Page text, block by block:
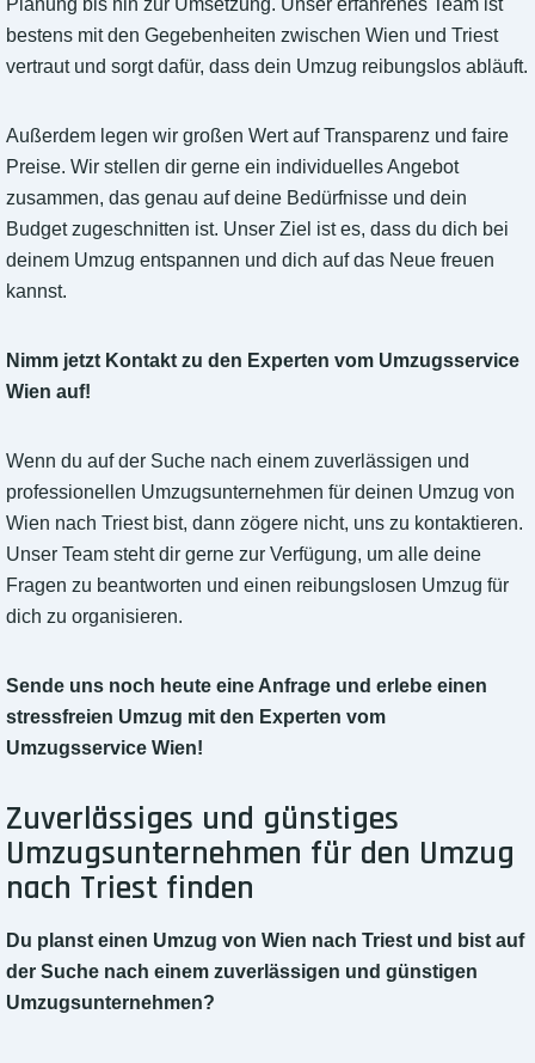
Planung bis hin zur Umsetzung. Unser erfahrenes Team ist
bestens mit den Gegebenheiten zwischen Wien und Triest
vertraut und sorgt dafür, dass dein Umzug reibungslos abläuft.
Außerdem legen wir großen Wert auf Transparenz und faire
Preise. Wir stellen dir gerne ein individuelles Angebot
zusammen, das genau auf deine Bedürfnisse und dein
Budget zugeschnitten ist. Unser Ziel ist es, dass du dich bei
deinem Umzug entspannen und dich auf das Neue freuen
kannst.
Nimm jetzt Kontakt zu den Experten vom Umzugsservice
Wien auf!
Wenn du auf der Suche nach einem zuverlässigen und
professionellen Umzugsunternehmen für deinen Umzug von
Wien nach Triest bist, dann zögere nicht, uns zu kontaktieren.
Unser Team steht dir gerne zur Verfügung, um alle deine
Fragen zu beantworten und einen reibungslosen Umzug für
dich zu organisieren.
Sende uns noch heute eine Anfrage und erlebe einen
stressfreien Umzug mit den Experten vom
Umzugsservice Wien!
Zuverlässiges und günstiges
Umzugsunternehmen für den Umzug
nach Triest finden
Du planst einen Umzug von Wien nach Triest und bist auf
der Suche nach einem zuverlässigen und günstigen
Umzugsunternehmen?